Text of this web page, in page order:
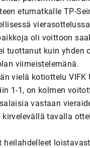
etumatkalle TP-
oli voittoon
tuottanut kuin yhden
viimeistelemänä.
vielä kotiottelu VIFK
1-1, on kolmen
vastaan
kirvelevällä tavalla
heilahdelleet